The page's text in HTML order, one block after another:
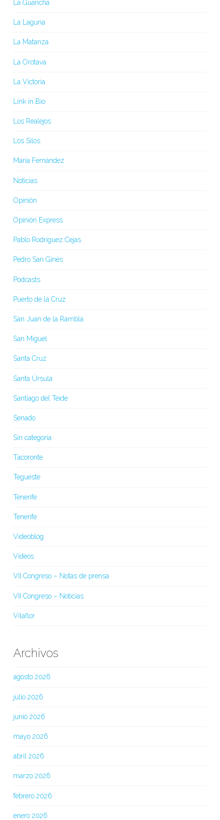
La Guancha
La Laguna
La Matanza
La Orotava
La Victoria
Link in Bio
Los Realejos
Los Silos
María Fernández
Noticias
Opinión
Opinión Express
Pablo Rodríguez Cejas
Pedro San Ginés
Podcasts
Puerto de la Cruz
San Juan de la Rambla
San Miguel
Santa Cruz
Santa Úrsula
Santiago del Teide
Senado
Sin categoría
Tacoronte
Tegueste
Tenerife
Tenerife
Videoblog
Vídeos
VII Congreso – Notas de prensa
VII Congreso – Noticias
Vilaflor
Archivos
agosto 2026
julio 2026
junio 2026
mayo 2026
abril 2026
marzo 2026
febrero 2026
enero 2026